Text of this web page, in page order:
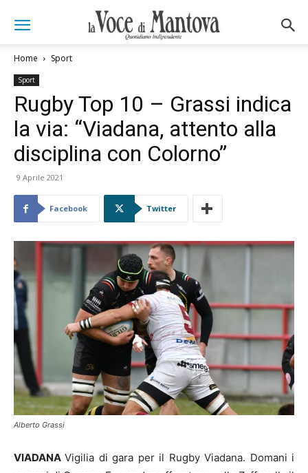
Home Sport
Sport
Rugby Top 10 – Grassi indica
la via: “Viadana, attento alla
disciplina con Colorno”
9 Aprile 2021
Facebook Twitter
Alberto Grassi
VIADANAVigilia di gara per il Rugby Viadana. Domani i